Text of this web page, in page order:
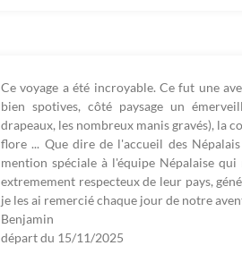
Ce voyage a été incroyable. Ce fut une
bien spotives, côté paysage un
drapeaux, les nombreux manis gravés), la
flore ... Que dire de l'accueil des
mention spéciale à l'équipe Népalaise
extremement respecteux de leur pays,
je les ai remercié chaque jour de notre
Benjamin
départ du 15/11/2025